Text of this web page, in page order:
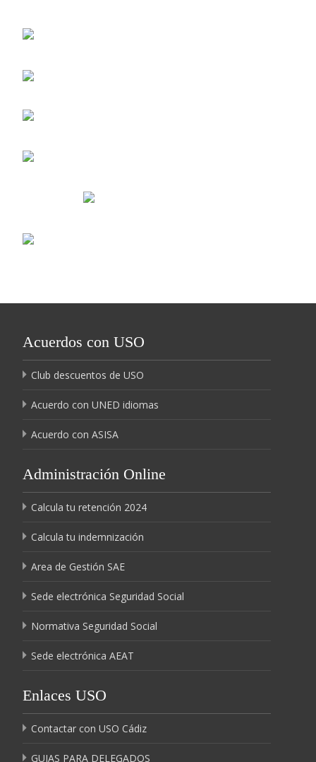
Acuerdos con USO
Club descuentos de USO
Acuerdo con UNED idiomas
Acuerdo con ASISA
Administración Online
Calcula tu retención 2024
Calcula tu indemnización
Area de Gestión SAE
Sede electrónica Seguridad Social
Normativa Seguridad Social
Sede electrónica AEAT
Enlaces USO
Contactar con USO Cádiz
GUIAS PARA DELEGADOS